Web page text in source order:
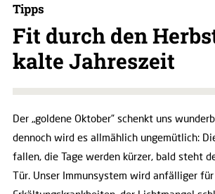
Tipps
Fit durch den
kalte Jahreszeit
Der „goldene Oktober” schenkt uns
dennoch wird es allmählich ungemütlich:
fallen, die Tage werden kürzer, bald steht
Tür. Unser Immunsystem wird anfälliger für